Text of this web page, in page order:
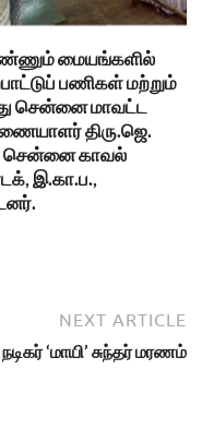
மையங்களில்
பணிகள் மற்றும்
சென்னை மாவட்ட
திரு.ஜெ.
சென்னை காவல்
இ.கா.ப.,
NEXT ARTICLE
நடிகர் ‘மாயி’ சுந்தர் மரணம்